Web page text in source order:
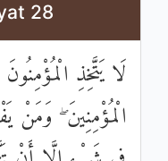
28
لَا يَتَّخِذِ
الْمُؤْمِنِينَ ۖ وَمَنْ